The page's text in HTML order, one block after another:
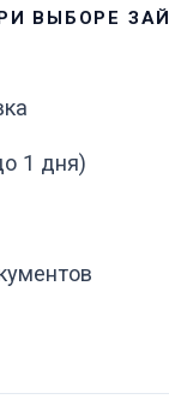
ВЫБОРЕ
1 дня)